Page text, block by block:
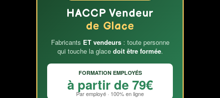
HACCP Vendeur
de Glace
Fabricants ET vendeurs: toute personne
qui touche la glace doit être formée.
FORMATION EMPLOYÉS
à partir de 79€
Par employé · 100% en ligne